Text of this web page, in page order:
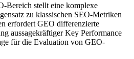
Bereich stellt eine komplexe
zu klassischen SEO-Metriken
erfordert GEO differenzierte
aussagekräftiger Key Performance
für die Evaluation von GEO-